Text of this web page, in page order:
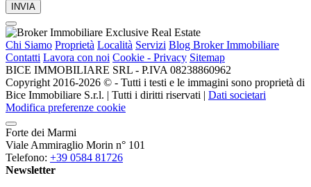
Chi Siamo Proprietà Località Servizi Blog Broker Immobiliare
Contatti Lavora con noi Cookie - Privacy Sitemap
BICE IMMOBILIARE SRL - P.IVA 08238860962
Copyright 2016-2026 ©️ - Tutti i testi e le immagini sono proprietà di
Bice Immobiliare S.r.l. | Tutti i diritti riservati | Dati societari
Modifica preferenze cookie
Forte dei Marmi
Viale Ammiraglio Morin n° 101
Telefono: +39 0584 81726
Newsletter